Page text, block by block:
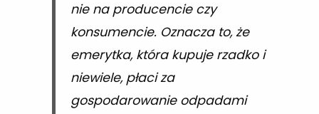
nie na producencie czy
konsumencie. Oznacza to, że
emerytka, która kupuje rzadko i
niewiele, płaci za
gospodarowanie odpadami